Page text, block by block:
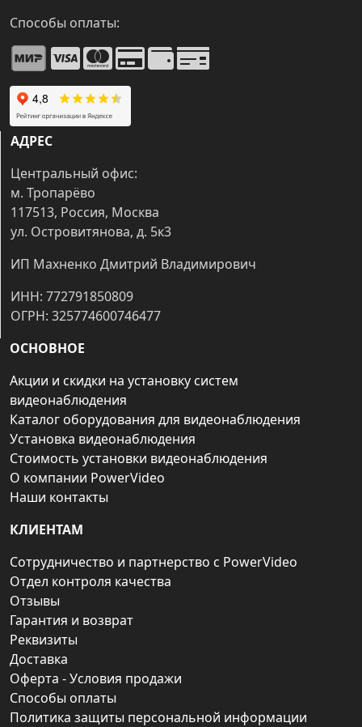
Способы оплаты:
АДРЕС
Центральный офис:
м. Тропарёво
117513, Россия, Москва
ул. Островитянова, д. 5к3
ИП Махненко Дмитрий Владимирович
ИНН: 772791850809
ОГРН: 325774600746477
ОСНОВНОЕ
Акции и скидки на установку систем
видеонаблюдения
Каталог оборудования для видеонаблюдения
Установка видеонаблюдения
Стоимость установки видеонаблюдения
О компании PowerVideo
Наши контакты
КЛИЕНТАМ
Сотрудничество и партнерство с PowerVideo
Отдел контроля качества
Отзывы
Гарантия и возврат
Реквизиты
Доставка
Оферта - Условия продажи
Способы оплаты
Политика защиты персональной информации